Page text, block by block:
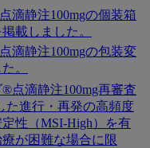
滴静注100mgの個装箱
載しました。
滴静注100mgの包装変
。
点滴静注100mg再審査
た進行・再発の高頻度
性（MSI-High）を有
が困難な場合に限